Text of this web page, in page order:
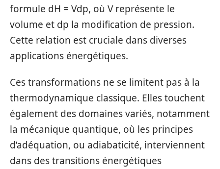
formule dH = Vdp, où V représente le
volume et dp la modification de pression.
Cette relation est cruciale dans diverses
applications énergétiques.
Ces transformations ne se limitent pas à la
thermodynamique classique. Elles touchent
également des domaines variés, notamment
la mécanique quantique, où les principes
d’adéquation, ou adiabaticité, interviennent
dans des transitions énergétiques